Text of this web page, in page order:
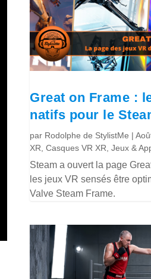
Great on Frame :
natifs pour le
par Rodolphe de StylistMe |
XR ,Casques VR XR ,Jeux &
Steam a ouvert la page
les jeux VR sensés être
Valve Steam Frame.